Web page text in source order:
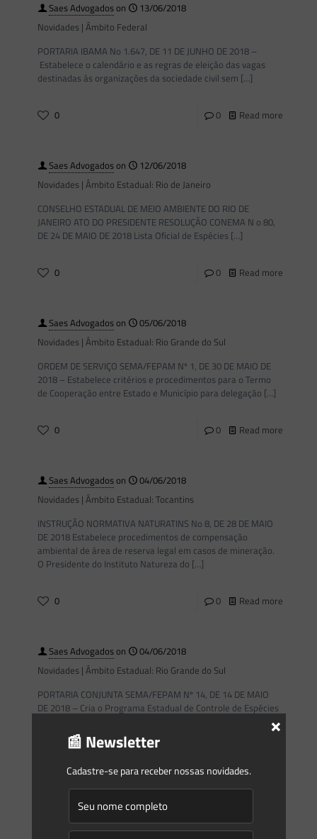
Saes Advogadoson
13/06/2018
Novidades | Âmbito Federal
PORTARIA IBAMA No 1.647, DE 11 DE JUNHO DE 2018 –
Estabelece o calendário e as regras de eleição das vagas
destinadas às organizações da sociedade civil sem […]
0 0 Read more
Saes Advogadoson
12/06/2018
Novidades | Âmbito Estadual: Rio de Janeiro
CONSELHO ESTADUAL DE MEIO AMBIENTE DO RIO DE
JANEIRO ATO DO PRESIDENTE RESOLUÇÃO CONEMA N o 80,
DE 24 DE MAIO DE 2018 Lista Oficial de Espécies […]
0 0 Read more
Saes Advogadoson
05/06/2018
Novidades | Âmbito Estadual: Rio Grande do Sul
ORDEM DE SERVIÇO SEMA/FEPAM Nº 1, DE 30 DE MAIO DE
2018 – Estabelece critérios e procedimentos para o Termo
de Cooperação entre Estado e Município para delegação […]
0 0 Read more
Saes Advogadoson
04/06/2018
Novidades | Âmbito Estadual: Tocantins
INSTRUÇÃO NORMATIVA NATURATINS No 8, DE 28 DE MAIO
DE 2018 Estabelece procedimentos de compensação
ambiental de área de reserva legal em casos de mineração.
O Presidente do Instituto Natureza do […]
0 0 Read more
Saes Advogadoson
04/06/2018
Novidades | Âmbito Estadual: Rio Grande do Sul
PORTARIA CONJUNTA SEMA/FEPAM Nº 14, DE 14 DE MAIO
DE 2018 – Cria o Programa Estadual de Controle de Espécies
Saes Advogadoson
01/06/2018
Novidades | Âmbito Federal
📰 Newsletter
Cadastre-se para receber nossas novidades.
×